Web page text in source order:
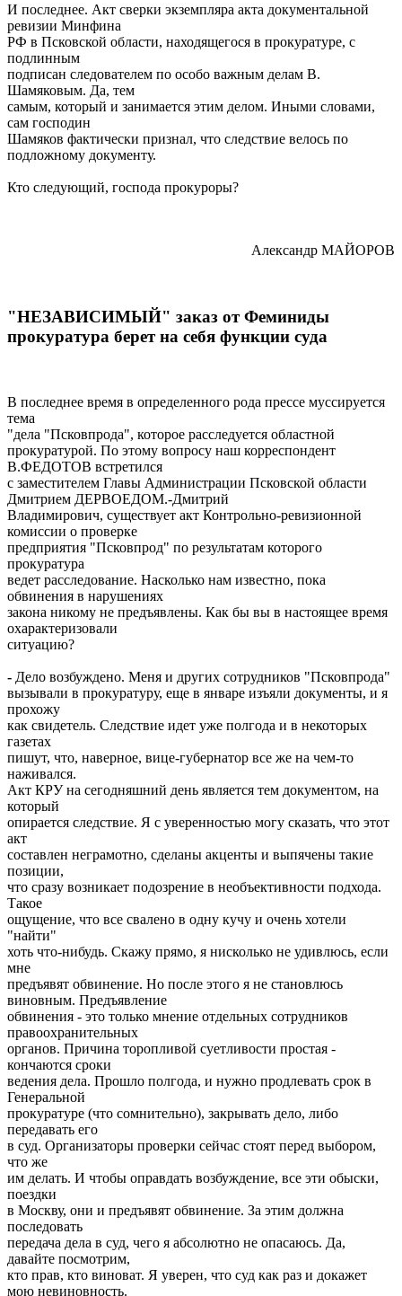
И последнее. Акт сверки экземпляра акта документальной
ревизии Минфина
РФ в Псковской области, находящегося в прокуратуре, с
подлинным
подписан следователем по особо важным делам В.
Шамяковым. Да, тем
самым, который и занимается этим делом. Иными словами,
сам господин
Шамяков фактически признал, что следствие велось по
подложному документу.
Кто следующий, господа прокуроры?
Александр МАЙОРОВ
"НЕЗАВИСИМЫЙ" заказ от Феминиды
прокуратура берет на себя функции суда
В последнее время в определенного рода прессе муссируется
тема
"дела "Псковпрода", которое расследуется областной
прокуратурой. По этому вопросу наш корреспондент
В.ФЕДОТОВ встретился
с заместителем Главы Администрации Псковской области
Дмитрием ДЕРВОЕДОМ.-Дмитрий
Владимирович, существует акт Контрольно-ревизионной
комиссии о проверке
предприятия "Псковпрод" по результатам которого
прокуратура
ведет расследование. Насколько нам известно, пока
обвинения в нарушениях
закона никому не предъявлены. Как бы вы в настоящее время
охарактеризовали
ситуацию?
- Дело возбуждено. Меня и других сотрудников "Псковпрода"
вызывали в прокуратуру, еще в январе изъяли документы, и я
прохожу
как свидетель. Следствие идет уже полгода и в некоторых
газетах
пишут, что, наверное, вице-губернатор все же на чем-то
наживался.
Акт КРУ на сегодняшний день является тем документом, на
который
опирается следствие. Я с уверенностью могу сказать, что этот
акт
составлен неграмотно, сделаны акценты и выпячены такие
позиции,
что сразу возникает подозрение в необъективности подхода.
Такое
ощущение, что все свалено в одну кучу и очень хотели
"найти"
хоть что-нибудь. Скажу прямо, я нисколько не удивлюсь, если
мне
предъявят обвинение. Но после этого я не становлюсь
виновным. Предъявление
обвинения - это только мнение отдельных сотрудников
правоохранительных
органов. Причина торопливой суетливости простая -
кончаются сроки
ведения дела. Прошло полгода, и нужно продлевать срок в
Генеральной
прокуратуре (что сомнительно), закрывать дело, либо
передавать его
в суд. Организаторы проверки сейчас стоят перед выбором,
что же
им делать. И чтобы оправдать возбуждение, все эти обыски,
поездки
в Москву, они и предъявят обвинение. За этим должна
последовать
передача дела в суд, чего я абсолютно не опасаюсь. Да,
давайте посмотрим,
кто прав, кто виноват. Я уверен, что суд как раз и докажет
мою невиновность.